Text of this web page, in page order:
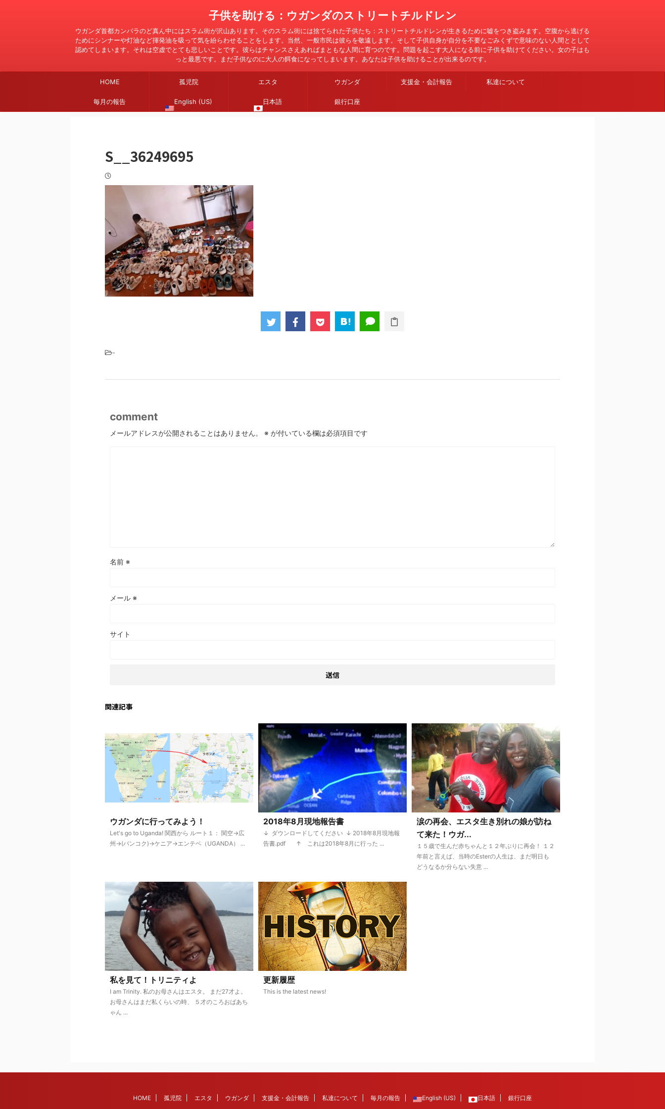
子供を助ける：ウガンダのストリートチルドレン
ウガンダ首都カンパラのど真ん中にはスラム街が沢山あります。そのスラム街には捨てられた子供たち：ストリートチルドレンが生きるために嘘をつき盗みます。空腹から逃げる
ためにシンナーや灯油など揮発油を吸って気を紛らわせることをします。当然、一般市民は彼らを敬遠します。そして子供自身が自分を不要なごみくずで意味のない人間ととして
認めてしまいます。それは空虚でとても悲しいことです。彼らはチャンスさえあればまともな人間に育つのです。問題を起こす大人になる前に子供を助けてください。女の子はも
っと最悪です。まだ子供なのに大人の餌食になってしまいます。あなたは子供を助けることが出来るのです。
HOME 孤児院 エスタ ウガンダ 支援金・会計報告 私達について
毎月の報告 English (US) 日本語 銀行口座
S__36249695
-
comment
メールアドレスが公開されることはありません。 ※ が付いている欄は必須項目です
名前 ※
メール ※
サイト
関連記事
ウガンダに行ってみよう！
Let's go to Uganda! 関西から ルート１： 関空→広
州→(バンコク)→ケニア→エンテベ（UGANDA） ...
2018年8月現地報告書
↓ ダウンロードしてください ↓ 2018年8月現地報
告書.pdf ↑ これは2018年8月に行った ...
涙の再会、エスタ生き別れの娘が訪ね
て来た！ウガ...
１５歳で生んだ赤ちゃんと１２年ぶりに再会！ １２
年前と言えば、当時のEsterの人生は、まだ明日も
どうなるか分らない失意 ...
私を見て！トリニティよ
I am Trinity. 私のお母さんはエスタ。 まだ27才よ。
お母さんはまだ私くらいの時、 ５才のころおばあち
ゃん ...
更新履歴
This is the latest news!
HOME 孤児院 エスタ ウガンダ 支援金・会計報告 私達について 毎月の報告 English (US) 日本語 銀行口座